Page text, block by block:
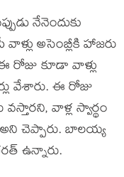
నేనెందుకు
అసెంబ్లీకి హాజరు
రోజు కూడా వాళ్లు
వేశారు. ఈ రోజు
వాళ్ల స్వార్థం
చెప్పారు. బాలయ్య
ఉన్నారు.